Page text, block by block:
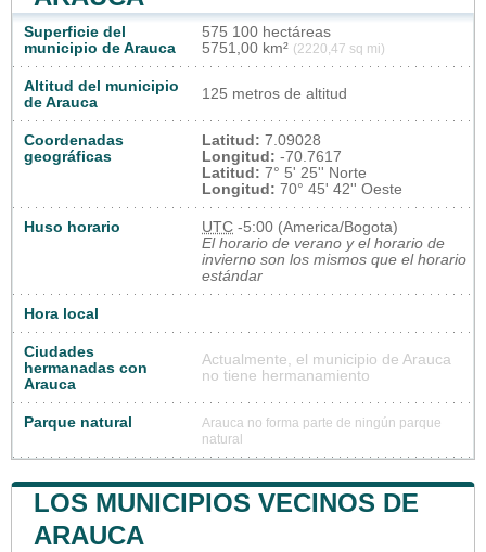
Superficie del
municipio de Arauca
575 100 hectáreas
5751,00 km² (2220,47 sq mi)
Altitud del municipio
de Arauca
125 metros de altitud
Coordenadas
geográficas
Latitud: 7.09028
Longitud: -70.7617
Latitud: 7° 5' 25'' Norte
Longitud: 70° 45' 42'' Oeste
Huso horario UTC -5:00 (America/Bogota)
El horario de verano y el horario de
invierno son los mismos que el horario
estándar
Hora local
Ciudades
hermanadas con
Arauca
Actualmente, el municipio de Arauca
no tiene hermanamiento
Parque natural
Arauca no forma parte de ningún parque
natural
LOS MUNICIPIOS VECINOS DE
ARAUCA